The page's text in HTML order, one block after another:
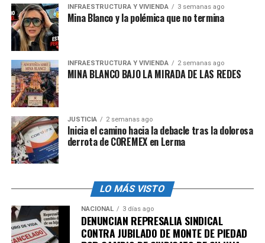
imparcial y profesional, han sido vistos en horarios
laborales participando en actos de campaña, lo cual no
solo representa un uso indebido de recursos públicos,
sino también una violación a las normas de neutralidad
que deben observar los funcionarios públicos.
La acumulación de estas denuncias configura un
panorama sombrío para la candidatura de Caty Monreal.
La implementación de tácticas de guerra sucia, la
compra de votos, el acarreo y la utilización de
empleados públicos para fines electorales son prácticas
que atentan contra la transparencia y equidad del
integridad de la candidata, sino que también socavan la
confianza de la ciudadanía en las instituciones
democráticas. En un momento en que la sociedad
mexicana clama por una política más honesta y
INFRAESTRUCTURA Y VIVIENDA 3 semanas ago
Mina Blanco y la polémica que no termina
INFRAESTRUCTURA Y VIVIENDA 2 semanas ago
MINA BLANCO BAJO LA MIRADA DE LAS REDES
JUSTICIA 2 semanas ago
Inicia el camino hacia la debacle tras la dolorosa
derrota de COREMEX en Lerma
LO MÁS VISTO
NACIONAL 3 días ago
DENUNCIAN REPRESALIA SINDICAL
CONTRA JUBILADO DE MONTE DE PIEDAD